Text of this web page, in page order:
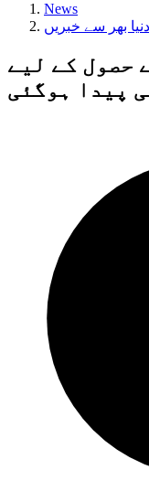
News
دنیا بھر سے خبریں
حصول کے لیے
پیدا ہوگئی